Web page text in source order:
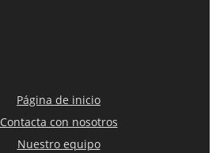
Página de inicio
Contacta con nosotros
Nuestro equipo